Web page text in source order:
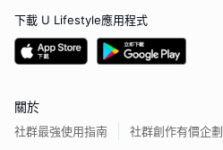
下載 U Lifestyle應用程式
關於
社群最強使用指南
社群創作有價企劃